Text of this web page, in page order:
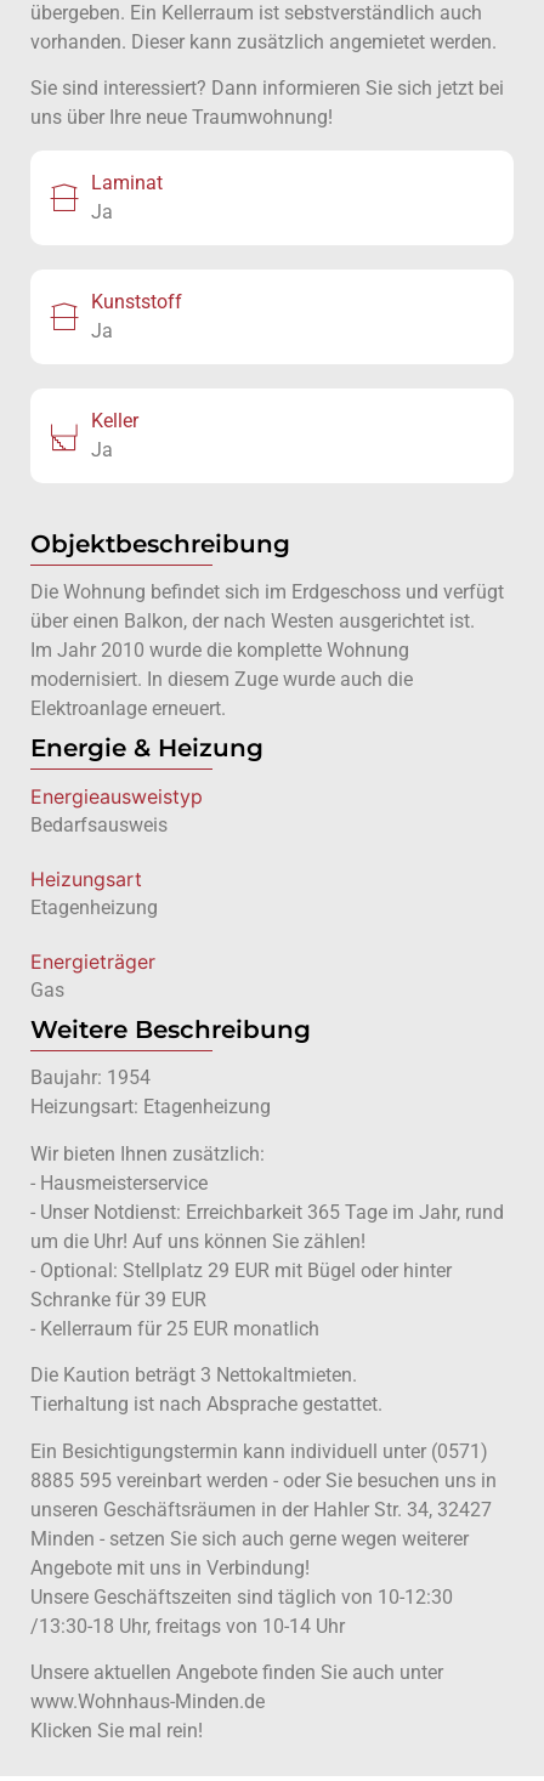
übergeben. Ein Kellerraum ist sebstverständlich auch
vorhanden. Dieser kann zusätzlich angemietet werden.
Sie sind interessiert? Dann informieren Sie sich jetzt bei
uns über Ihre neue Traumwohnung!
Laminat
Ja
Kunststoff
Ja
Keller
Ja
Objektbeschreibung
Die Wohnung befindet sich im Erdgeschoss und verfügt
über einen Balkon, der nach Westen ausgerichtet ist.
Im Jahr 2010 wurde die komplette Wohnung
modernisiert. In diesem Zuge wurde auch die
Elektroanlage erneuert.
Energie & Heizung
Energie­ausweistyp
Bedarfsausweis
Heizungsart
Etagenheizung
Energieträger
Gas
Weitere Beschreibung
Baujahr: 1954
Heizungsart: Etagenheizung
Wir bieten Ihnen zusätzlich:
- Hausmeisterservice
- Unser Notdienst: Erreichbarkeit 365 Tage im Jahr, rund
um die Uhr! Auf uns können Sie zählen!
- Optional: Stellplatz 29 EUR mit Bügel oder hinter
Schranke für 39 EUR
- Kellerraum für 25 EUR monatlich
Die Kaution beträgt 3 Nettokaltmieten.
Tierhaltung ist nach Absprache gestattet.
Ein Besichtigungstermin kann individuell unter (0571)
8885 595 vereinbart werden - oder Sie besuchen uns in
unseren Geschäftsräumen in der Hahler Str. 34, 32427
Minden - setzen Sie sich auch gerne wegen weiterer
Angebote mit uns in Verbindung!
Unsere Geschäftszeiten sind täglich von 10-12:30
/13:30-18 Uhr, freitags von 10-14 Uhr
Unsere aktuellen Angebote finden Sie auch unter
www.Wohnhaus-Minden.de
Klicken Sie mal rein!